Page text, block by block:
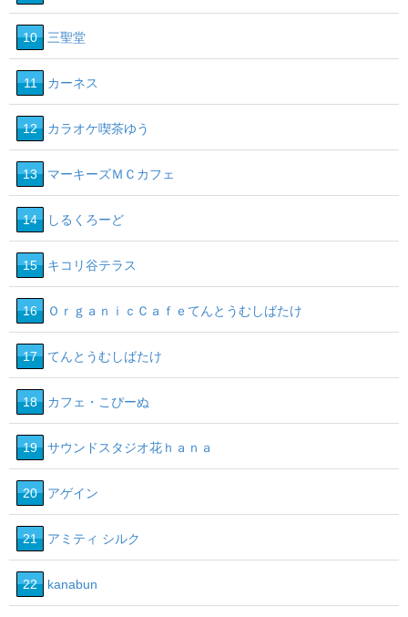
10 三聖堂
11 カーネス
12 カラオケ喫茶ゆう
13 マーキーズＭＣカフェ
14 しるくろーど
15 キコリ谷テラス
16 ＯｒｇａｎｉｃＣａｆｅてんとうむしばたけ
17 てんとうむしばたけ
18 カフェ・こぴーぬ
19 サウンドスタジオ花ｈａｎａ
20 アゲイン
21 アミティ シルク
22 kanabun